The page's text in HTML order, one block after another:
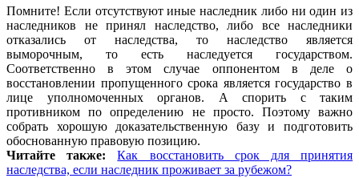
Помните! Если отсутствуют иные наследник либо ни один из
наследников не принял наследство, либо все наследники
отказались от наследства, то наследство является
выморочным, то есть наследуется государством.
Соответственно в этом случае оппонентом в деле о
восстановлении пропущенного срока является государство в
лице уполномоченных органов. А спорить с таким
противником по определению не просто. Поэтому важно
собрать хорошую доказательственную базу и подготовить
обоснованную правовую позицию.
Читайте также:
Как восстановить срок для принятия
наследства, если наследник проживает за рубежом?